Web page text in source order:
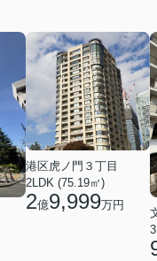
港区虎ノ門３丁目
2LDK (75.19㎡)
2億9,999万円